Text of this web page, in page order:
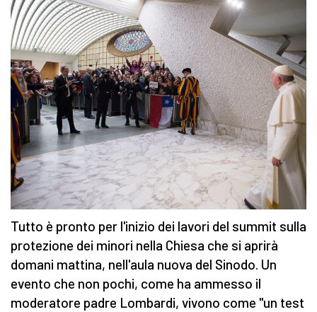
Tutto è pronto per l'inizio dei lavori del summit sulla
protezione dei minori nella Chiesa che si aprirà
domani mattina, nell'aula nuova del Sinodo. Un
evento che non pochi, come ha ammesso il
moderatore padre Lombardi, vivono come "un test